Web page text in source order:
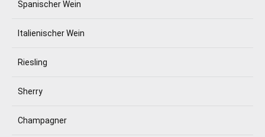
Spanischer Wein
Italienischer Wein
Riesling
Sherry
Champagner